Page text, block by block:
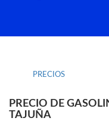
PRECIOS
PRECIO DE
TAJUÑA